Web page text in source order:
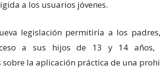
a los usuarios jóvenes.
legislación permitiría a los
a sus hijos de 13 y 14 años,
sobre la aplicación práctica de una